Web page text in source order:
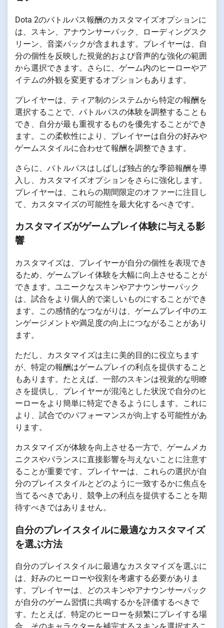
Dota 2のバトルパス報酬のカスタマイズオプションに
は、スキン、アナウンサーパック、ローディングスク
リーン、音楽パックが含まれます。プレイヤーは、自
分の個性を反映した視覚的および音声的な強化の範囲
から選択できます。さらに、ゲーム内のヒーローやア
イテムの外観を変更するオプションもあります。
プレイヤーは、ティア制のシステムから特定の報酬を
選択することで、バトルパスの体験を調整することも
でき、自分が最も重視するものを優先することができ
ます。この柔軟性により、プレイヤーは自分の好みや
ゲームスタイルに合わせて報酬を調整できます。
さらに、バトルパスはしばしば独占的な季節報酬を導
入し、カスタマイズオプションをさらに強化します。
プレイヤーは、これらの期間限定のオファーに注目し
て、カスタマイズの可能性を最大化するべきです。
カスタマイズがゲームプレイ体験に与える影
響
カスタマイズは、プレイヤーが自分の個性を表現でき
るため、ゲームプレイ体験を大幅に向上させることが
できます。ユニークなスキンやアナウンサーパック
は、試合をより個人的で楽しいものにすることができ
ます。この感情的なつながりは、ゲームプレイ中のエ
ンゲージメントや満足度の向上につながることがあり
ます。
ただし、カスタマイズは主に美的目的に役立ちます
が、特定の報酬はゲームプレイの利点を提供すること
もあります。たとえば、一部のスキンは視覚的な明瞭
さを提供し、プレイヤーが混沌とした状況で自分のヒ
ーローをより簡単に特定できるようにします。これに
より、試合でのパフォーマンスが向上する可能性があ
ります。
カスタマイズが体験を向上させる一方で、ゲームメカ
ニクスやバランスに直接影響を与えないことに注意す
ることが重要です。プレイヤーは、これらの選択が自
分のプレイスタイルとどのように一致するかに焦点を
当てるべきであり、競争上の利点を提供することを期
待すべきではありません。
自分のプレイスタイルに最適なカスタマイズ
を選ぶ方法
自分のプレイスタイルに最適なカスタマイズを選ぶに
は、好みのヒーローや役割を考慮する必要がありま
す。プレイヤーは、どのスキンやアナウンサーパック
が自分のゲーム習慣に共鳴するかを評価するべきで
す。たとえば、特定のヒーローを頻繁にプレイする場